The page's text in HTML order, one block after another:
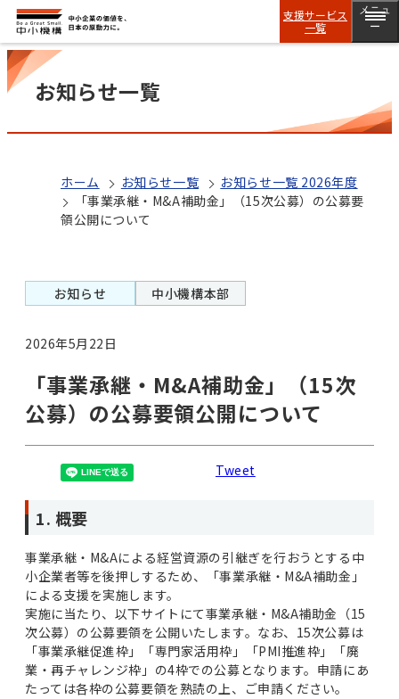
支援サービス
一覧
メニュ
ー
お知らせ一覧
ホーム お知らせ一覧
お知らせ一覧 2026年度
「事業承継・M&A補助金」（15次公募）の公募要
領公開について
お知らせ 中小機構本部
2026年5月22日
「事業承継・M&A補助金」（15次
公募）の公募要領公開について
Tweet
1. 概要
事業承継・M&Aによる経営資源の引継ぎを行おうとする中
小企業者等を後押しするため、「事業承継・M&A補助金」
による支援を実施します。
実施に当たり、以下サイトにて事業承継・M&A補助金（15
次公募）の公募要領を公開いたします。なお、15次公募は
「事業承継促進枠」「専門家活用枠」「PMI推進枠」「廃
業・再チャレンジ枠」の4枠での公募となります。申請にあ
たっては各枠の公募要領を熟読の上、ご申請ください。